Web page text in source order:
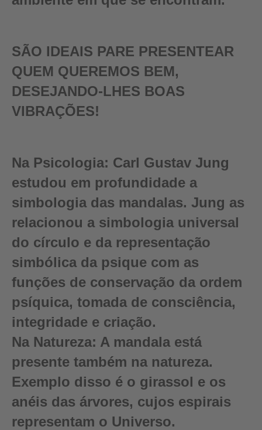
SÃO IDEAIS PARE PRESENTEAR
QUEM QUEREMOS BEM,
DESEJANDO-LHES BOAS
VIBRAÇÕES!
Na Psicologia: Carl Gustav Jung
estudou em profundidade a
simbologia das mandalas. Jung as
relacionou a simbologia universal
do círculo e da representação
simbólica da psique com as
funções de conservação da ordem
psíquica, tomada de consciência,
integridade e criação.
Na Natureza: A mandala está
presente também na natureza.
Exemplo disso é o girassol e os
anéis das árvores, cujos espirais
representam o Universo.